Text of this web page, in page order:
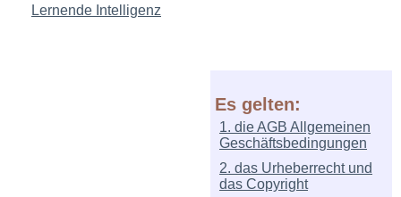
Lernende Intelligenz
Es gelten:
1. die AGB Allgemeinen
Geschäftsbedingungen
2. das Urheberrecht und
das Copyright